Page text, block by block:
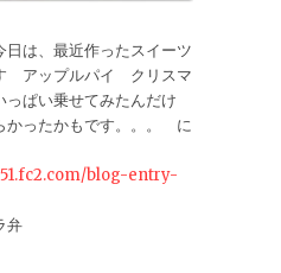
は、最近作ったスイーツ
アップルパイ クリスマ
っぱい乗せてみたんだけ
かったかもです。。。 に
blog-entry-
弁